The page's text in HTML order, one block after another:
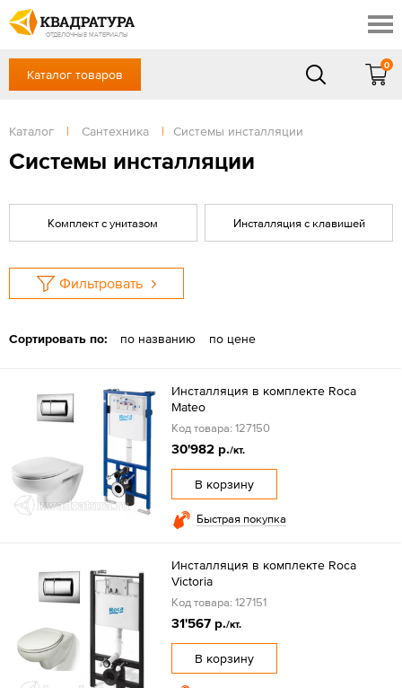
ОТДЕЛОЧНЫЕ МАТЕРИАЛЫ
Скидки
Контакты
Доставка и оплата
Готовые решения
Отзывы
+7 (863) 303-36-23
Сб, Вс — выходной
ЗАКАЗАТЬ ЗВОНОК
Каталог товаров
0
Каталог | Сантехника | Системы инсталляции
Системы инсталляции
Комплект с унитазом Инсталляция с клавишей
Фильтровать
Сортировать по: по названию по цене
Инсталляция в комплекте Roca
Mateo
Код товара: 127150
30'982 р./кт.
В корзину
Быстрая покупка
Инсталляция в комплекте Roca
Victoria
Код товара: 127151
31'567 р./кт.
В корзину